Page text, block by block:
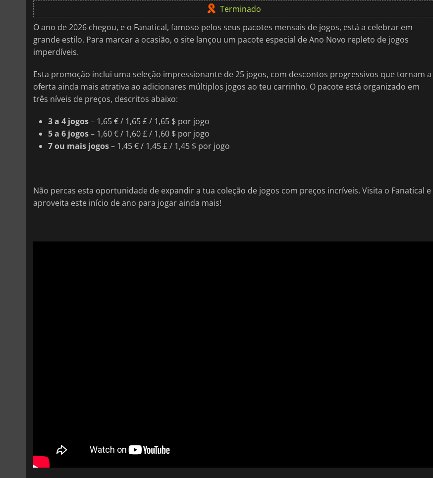
Terminado
O ano de 2026 chegou, e o Fanatical, famoso pelos seus pacotes mensais de jogos, está a celebrar em
grande estilo. Para marcar a ocasião, o site lançou um pacote especial de Ano Novo repleto de jogos
imperdíveis.
Esta promoção inclui uma seleção impressionante de 25 jogos, com descontos progressivos que tornam a
oferta ainda mais atrativa ao adicionares múltiplos jogos ao teu carrinho. O pacote está organizado em
três níveis de preços, descritos abaixo:
3 a 4 jogos– 1,65 € / 1,65 £ / 1,65 $ por jogo
5 a 6 jogos– 1,60 € / 1,60 £ / 1,60 $ por jogo
7 ou mais jogos– 1,45 € / 1,45 £ / 1,45 $ por jogo
Não percas esta oportunidade de expandir a tua coleção de jogos com preços incríveis. Visita o Fanatical e
aproveita este início de ano para jogar ainda mais!